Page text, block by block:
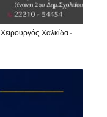
Χαλκίδα -